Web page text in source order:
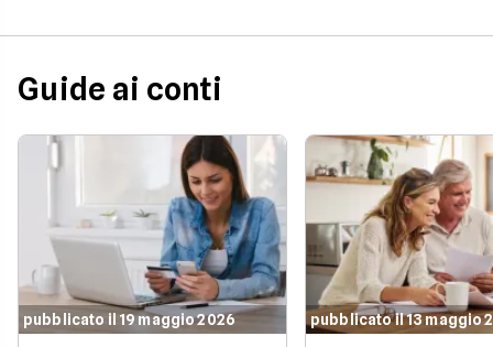
requisiti e i passaggi
Guide ai conti
pubblicato il 19 maggio 2026 pubblicato il 13 maggio